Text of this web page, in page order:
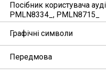
Посібник користувача
PMLN8334_, PMLN8715_
Графічні символи
Передмова